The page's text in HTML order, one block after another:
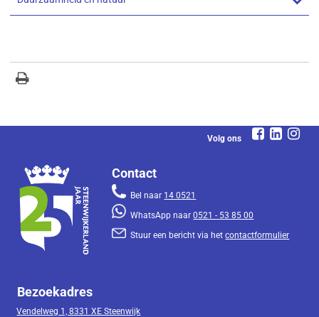
Volg ons
Contact
Bel naar 14 0521
WhatsApp naar0521 - 53 85 00
Stuur een bericht via hetcontactformulier
Bezoekadres
Vendelweg 1, 8331 XE Steenwijk